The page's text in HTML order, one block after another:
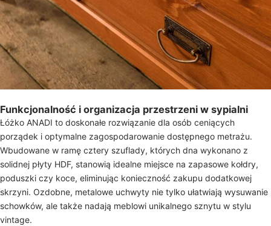
Funkcjonalność i organizacja przestrzeni w sypialni
Łóżko ANADI to doskonałe rozwiązanie dla osób ceniących
porządek i optymalne zagospodarowanie dostępnego metrażu.
Wbudowane w ramę cztery szuflady, których dna wykonano z
solidnej płyty HDF, stanowią idealne miejsce na zapasowe kołdry,
poduszki czy koce, eliminując konieczność zakupu dodatkowej
skrzyni. Ozdobne, metalowe uchwyty nie tylko ułatwiają wysuwanie
schowków, ale także nadają meblowi unikalnego sznytu w stylu
vintage.